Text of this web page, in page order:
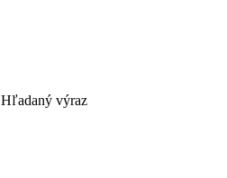
Hľadaný výraz